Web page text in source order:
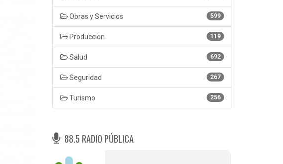
599
Obras y Servicios
119
Produccion
692
Salud
267
Seguridad
256
Turismo
88.5 RADIO PÚBLICA